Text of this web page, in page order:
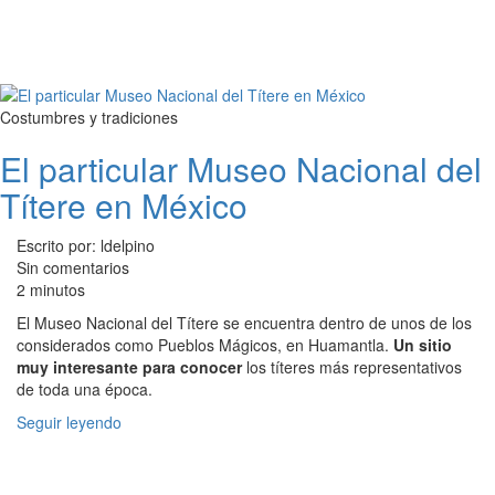
Costumbres y tradiciones
El particular Museo Nacional del
Títere en México
Escrito por: ldelpino
Sin comentarios
2 minutos
El Museo Nacional del Títere se encuentra dentro de unos de los
considerados como Pueblos Mágicos, en Huamantla. Un sitio
muy interesante para conocerlos títeres más representativos
de toda una época.
Seguir leyendo